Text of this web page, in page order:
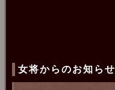
女将からのお知らせ